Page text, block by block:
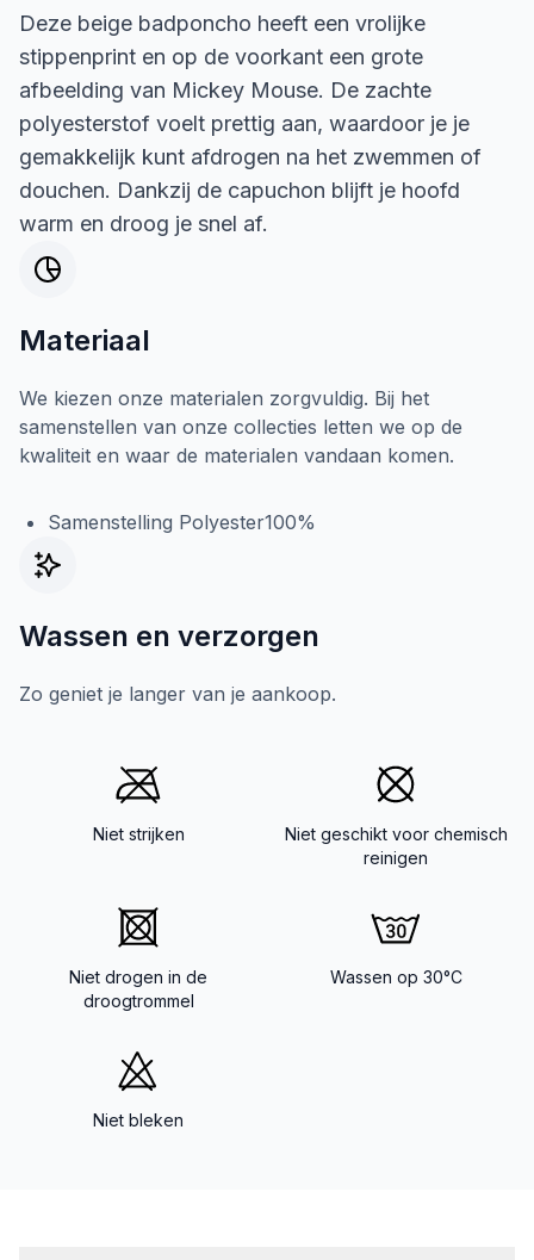
Deze beige badponcho heeft een vrolijke
stippenprint en op de voorkant een grote
afbeelding van Mickey Mouse. De zachte
polyesterstof voelt prettig aan, waardoor je je
gemakkelijk kunt afdrogen na het zwemmen of
douchen. Dankzij de capuchon blijft je hoofd
warm en droog je snel af.
Materiaal
We kiezen onze materialen zorgvuldig. Bij het
samenstellen van onze collecties letten we op de
kwaliteit en waar de materialen vandaan komen.
Samenstelling Polyester100%
Wassen en verzorgen
Zo geniet je langer van je aankoop.
Niet strijken
Niet geschikt voor chemisch
reinigen
Niet drogen in de
droogtrommel
Wassen op 30°C
Niet bleken